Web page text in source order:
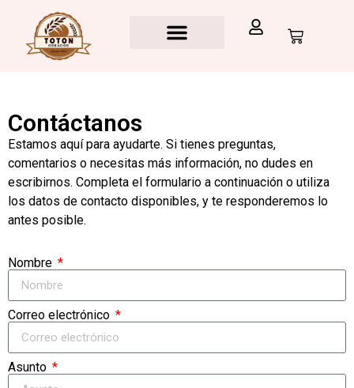
Contáctanos
Estamos aquí para ayudarte. Si tienes preguntas,
comentarios o necesitas más información, no dudes en
escribirnos. Completa el formulario a continuación o utiliza
los datos de contacto disponibles, y te responderemos lo
antes posible.
Nombre
Correo electrónico
Asunto